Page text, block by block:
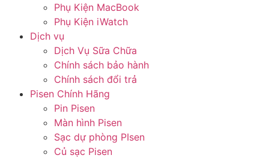
Phụ Kiện MacBook
Phụ Kiện iWatch
Dịch vụ
Dịch Vụ Sữa Chữa
Chính sách bảo hành
Chính sách đổi trả
Pisen Chính Hãng
Pin Pisen
Màn hình Pisen
Sạc dự phòng PIsen
Củ sạc Pisen